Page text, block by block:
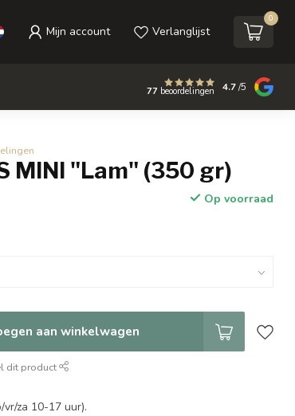
Mijn account Verlanglijst
0
77 beoordelingen 4.7/5
MINI "Lam" (350 gr)
Op voorraad
aan winkelwagen
dit product
za 10-17 uur).